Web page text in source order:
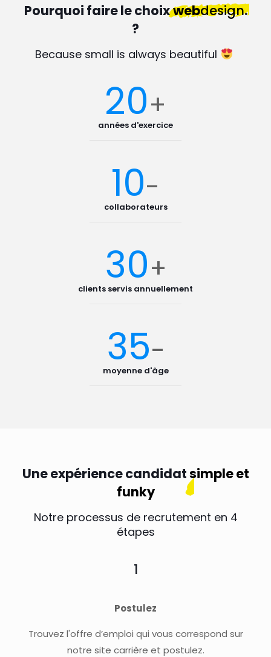
Pourquoi faire le choixwebdesign.
?
Because small is always beautiful
20+
années d'exercice
10-
collaborateurs
30+
clients servis annuellement
35-
moyenne d'âge
Une expérience candidatsimple et
funky
Notre processus de recrutement en 4
étapes
1
Postulez
Trouvez l'offre d’emploi qui vous correspond sur
notre site carrière et postulez.